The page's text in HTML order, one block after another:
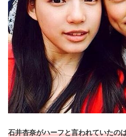
石井杏奈がハーフと言われていたの